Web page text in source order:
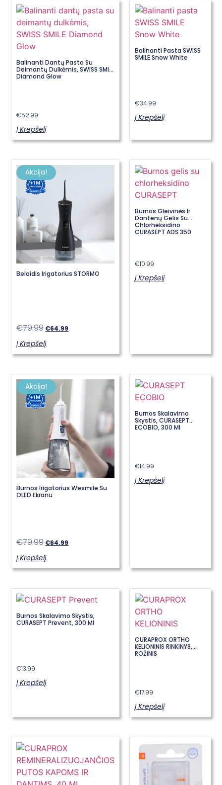
Balinanti Dantų Pasta Su
Deimantų Dulkėmis, SWISS SMILE
Diamond Glow
€52.99
Į Krepšelį
Balinanti Pasta SWISS
SMILE Snow White
€34.99
Į Krepšelį
Akcija!
Belaidis Irigatorius STORMO
€79.99 €64.99
Į Krepšelį
Burnos Gleivinės Ir
Dantenų Gelis Su
Chlorheksidino
CURASEPT ADS 350
€10.99
Į Krepšelį
Akcija!
Burnos Irigatorius Wesmile Su
OLED Ekranu
€79.99 €64.99
Į Krepšelį
Burnos Skalavimo
Skystis, CURASEPT
ECOBIO, 300 Ml
€14.99
Į Krepšelį
Burnos Skalavimo Skystis,
CURASEPT Prevent, 300 Ml
€13.99
Į Krepšelį
CURAPROX ORTHO
KELIONINIS RINKINYS,
ROŽINIS
€17.99
Į Krepšelį
E-sypsena DI odontologas